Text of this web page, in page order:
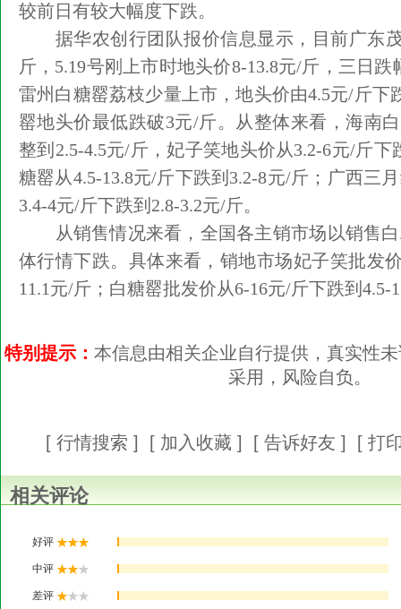
较前日有较大幅度下跌。
据华农创行团队报价信息显示，目前广东
斤，5.19号刚上市时地头价8-13.8元/斤，三日
雷州白糖罂荔枝少量上市，地头价由4.5元/斤下
罂地头价最低跌破3元/斤。从整体来看，海南
整到2.5-4.5元/斤，妃子笑地头价从3.2-6元/斤下
糖罂从4.5-13.8元/斤下跌到3.2-8元/斤；广西三
3.4-4元/斤下跌到2.8-3.2元/斤。
从销售情况来看，全国各主销市场以销售白
体行情下跌。具体来看，销地市场妃子笑批发
11.1元/斤；白糖罂批发价从6-16元/斤下跌到4.5-
特别提示： 本信息由相关企业自行提供，真实性
采用，风险自负。
[ 行情搜索 ] [ 加入收藏 ] [ 告诉好友 ] [ 打
相关评论